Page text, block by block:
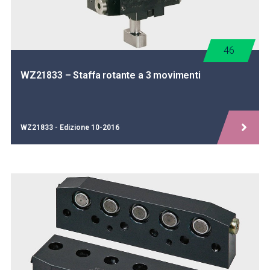
WZ21833 – Staffa rotante a 3 movimenti
46
WZ21833 - Edizione 10-2016